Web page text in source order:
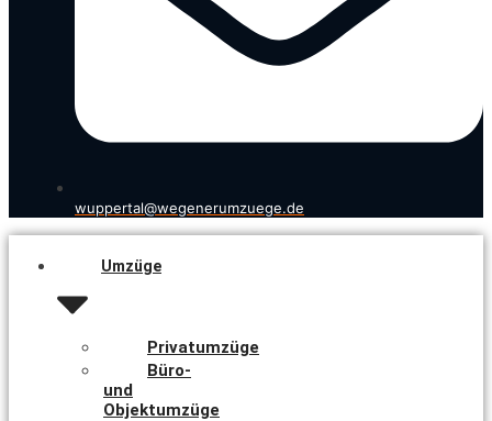
wuppertal@wegenerumzuege.de
Umzüge
Privatumzüge
Büro-
und
Objektumzüge